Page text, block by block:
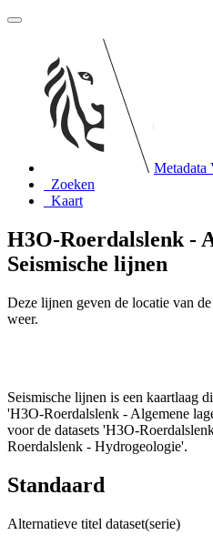
Metadata
Zoeken
Kaart
H3O-Roerdalslenk -
Seismische lijnen
Deze lijnen geven de locatie van
weer.
Seismische lijnen is een kaartlaag
'H3O-Roerdalslenk - Algemene
voor de datasets 'H3O-
Roerdalslenk - Hydrogeologie'.
Standaard
Alternatieve titel dataset(serie)